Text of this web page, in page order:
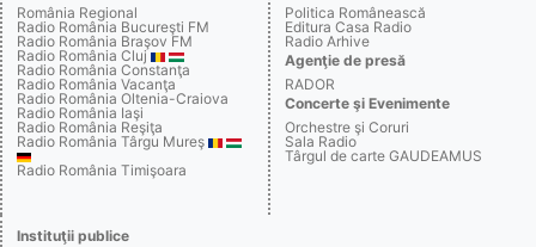
România Regional
Radio România Bucureşti FM
Radio România Braşov FM
Radio România Cluj
Radio România Constanţa
Radio România Vacanţa
Radio România Oltenia-Craiova
Radio România Iaşi
Radio România Reşiţa
Radio România Târgu Mureş
Radio România Timişoara
Politica Românească
Editura Casa Radio
Radio Arhive
Agenţie de presă
RADOR
Concerte şi Evenimente
Orchestre şi Coruri
Sala Radio
Târgul de carte GAUDEAMUS
Instituţii publice